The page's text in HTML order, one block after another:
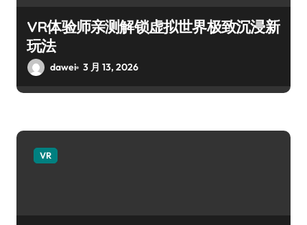
VR体验师亲测解锁虚拟世界极致沉浸新
玩法
dawei 3 月 13, 2026
VR